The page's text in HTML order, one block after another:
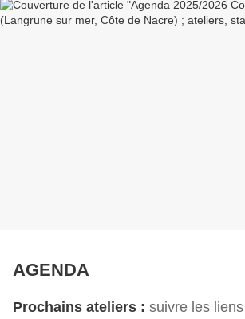
AGENDA
Prochains ateliers : suivre les